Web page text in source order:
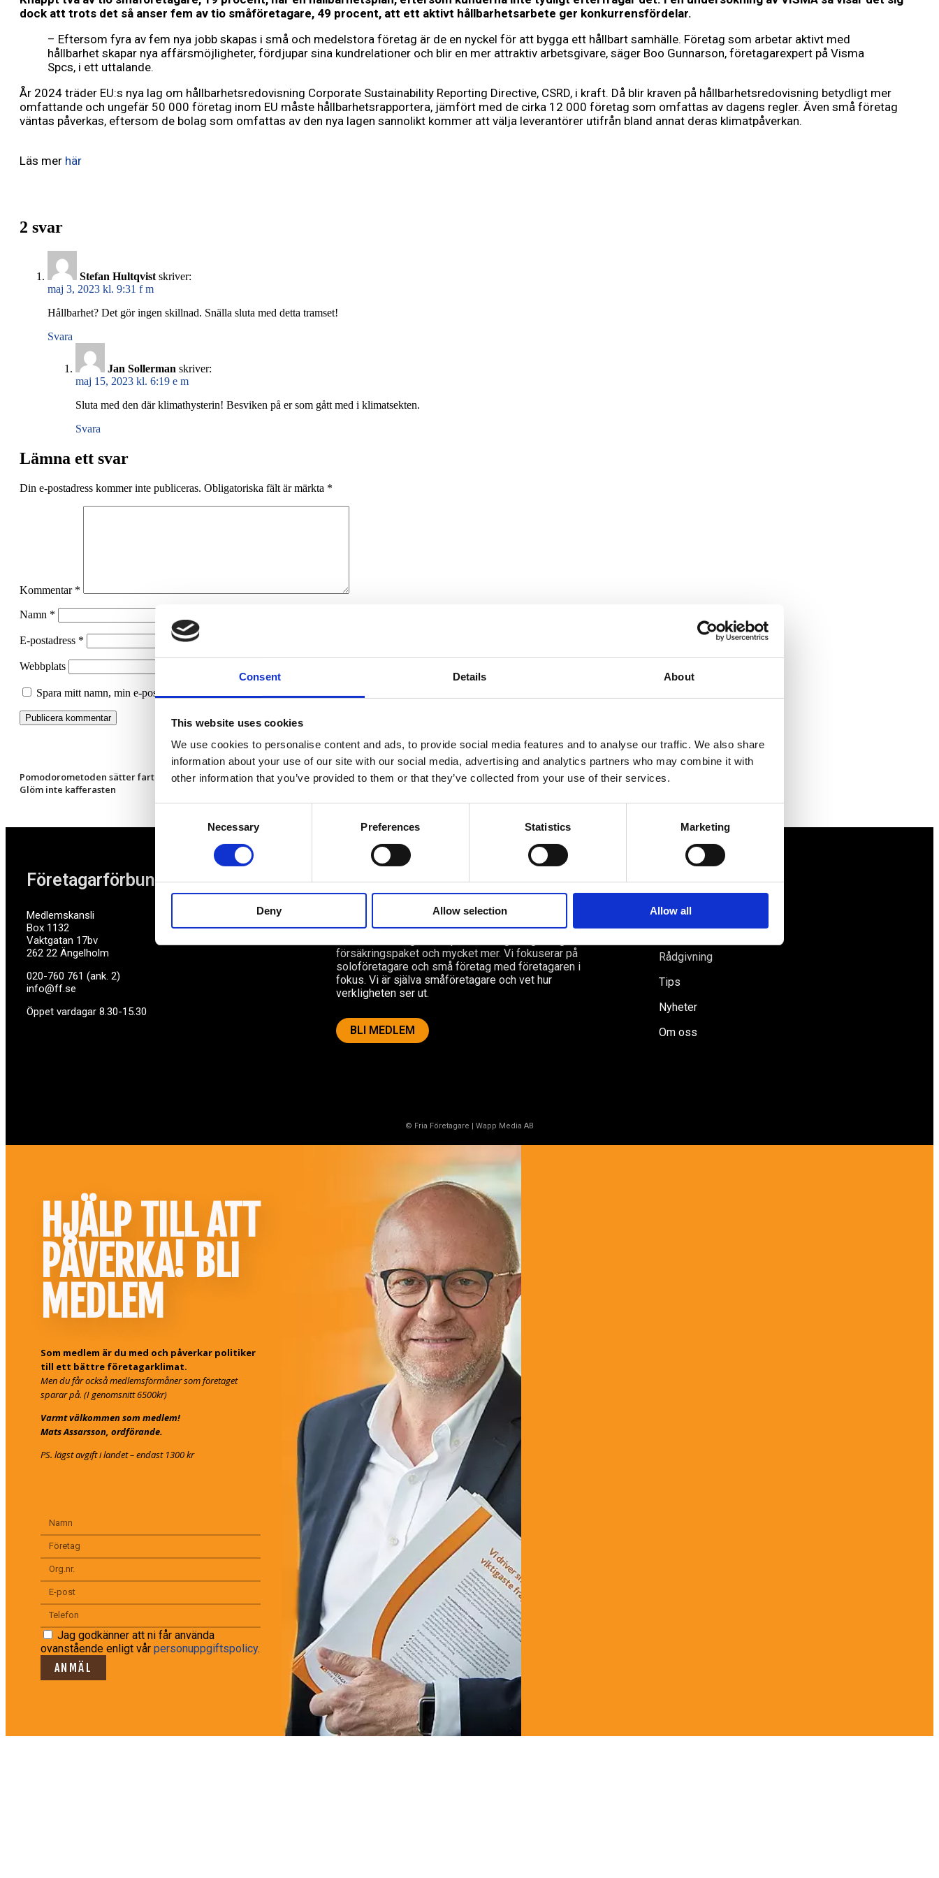
Consent Details About
This website uses cookies
We use cookies to personalise content and ads, to provide social media features and to analyse our traffic. We also share
information about your use of our site with our social media, advertising and analytics partners who may combine it with
other information that you’ve provided to them or that they’ve collected from your use of their services.
Selection
Necessary Preferences Statistics Marketing
Deny Allow selection Allow all
dock att trots det så anser fem av tio småföretagare, 49 procent, att ett aktivt hållbarhetsarbete ger konkurrensfördelar.
– Eftersom fyra av fem nya jobb skapas i små och medelstora företag är de en nyckel för att bygga ett hållbart samhälle. Företag som arbetar aktivt med
hållbarhet skapar nya affärsmöjligheter, fördjupar sina kundrelationer och blir en mer attraktiv arbetsgivare, säger Boo Gunnarson, företagarexpert på Visma
Spcs, i ett uttalande.
År 2024 träder EU:s nya lag om hållbarhetsredovisning Corporate Sustainability Reporting Directive, CSRD, i kraft. Då blir kraven på hållbarhetsredovisning betydligt mer
omfattande och ungefär 50 000 företag inom EU måste hållbarhetsrapportera, jämfört med de cirka 12 000 företag som omfattas av dagens regler. Även små företag
väntas påverkas, eftersom de bolag som omfattas av den nya lagen sannolikt kommer att välja leverantörer utifrån bland annat deras klimatpåverkan.
Läs mer här
2 svar
Stefan Hultqvist skriver:
maj 3, 2023 kl. 9:31 f m
Hållbarhet? Det gör ingen skillnad. Snälla sluta med detta tramset!
Svara
Jan Sollerman skriver:
maj 15, 2023 kl. 6:19 e m
Sluta med den där klimathysterin! Besviken på er som gått med i klimatsekten.
Svara
Lämna ett svar
Din e-postadress kommer inte publiceras. Obligatoriska fält är märkta *
Kommentar *
Namn *
E-postadress *
Webbplats
Spara mitt namn, min e-postadress och webbplats i denna webbläsare till nästa gång jag skriver en kommentar.
Pomodorometoden sätter fart på skrivbordsarbetet
Glöm inte kafferasten
Företagarförbundet
Medlemskansli
Box 1132
Vaktgatan 17bv
262 22 Ängelholm
020-760 761 (ank. 2)
info@ff.se
Öppet vardagar 8.30-15.30
Av småföretagare, för småföretagare
Ett medlemskap späckat med
småföretagaranpassade medlemstjänster och
försäkringspaket och mycket mer. Vi fokuserar på
soloföretagare och små företag med företagaren i
fokus. Vi är själva småföretagare och vet hur
verkligheten ser ut.
BLI MEDLEM
Näringspolitik
Förmåner
Försäkringar
Rådgivning
Tips
Nyheter
Om oss
© Fria Företagare | Wapp Media AB
HJÄLP TILL ATT
PÅVERKA! BLI
MEDLEM
Som medlem är du med och påverkar politiker
till ett bättre företagarklimat.
Men du får också medlemsförmåner som företaget
sparar på. (I genomsnitt 6500kr)
Varmt välkommen som medlem!
Mats Assarsson, ordförande.
PS. lägst avgift i landet – endast 1300 kr
Jag godkänner att ni får använda
ovanstående enligt vår personuppgiftspolicy.
ANMÄL